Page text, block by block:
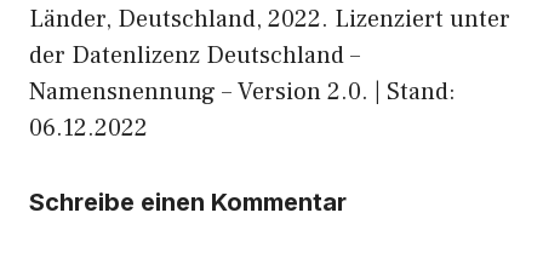
Länder, Deutschland, 2022. Lizenziert unter
der Datenlizenz Deutschland –
Namensnennung – Version 2.0. | Stand:
06.12.2022
Schreibe einen Kommentar